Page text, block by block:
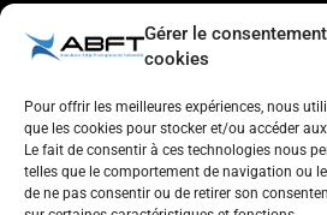
Gérer le
cookies
Pour offrir les meilleures expériences, nous
que les cookies pour stocker et/ou accéder
Le fait de consentir à ces technologies nous
telles que le comportement de navigation ou
de ne pas consentir ou de retirer son